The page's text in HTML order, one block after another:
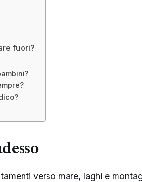
fuori?
verso mare, laghi e